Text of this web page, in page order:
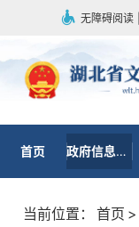
无障碍阅读
首页 政府信息公开
当前位置： 首页 >